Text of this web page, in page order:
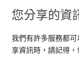
您分享的資
我們有許多服務都
享資訊時，請記得